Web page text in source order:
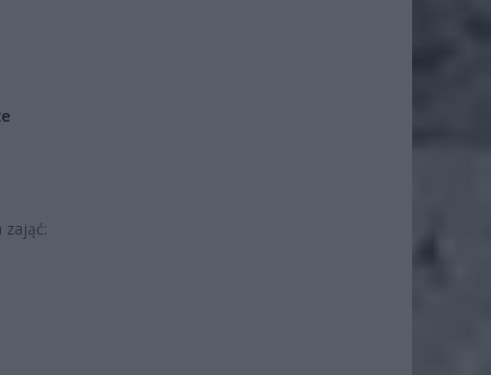
zająć: